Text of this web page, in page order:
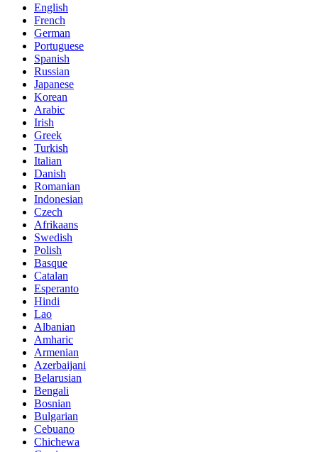
English
French
German
Portuguese
Spanish
Russian
Japanese
Korean
Arabic
Irish
Greek
Turkish
Italian
Danish
Romanian
Indonesian
Czech
Afrikaans
Swedish
Polish
Basque
Catalan
Esperanto
Hindi
Lao
Albanian
Amharic
Armenian
Azerbaijani
Belarusian
Bengali
Bosnian
Bulgarian
Cebuano
Chichewa